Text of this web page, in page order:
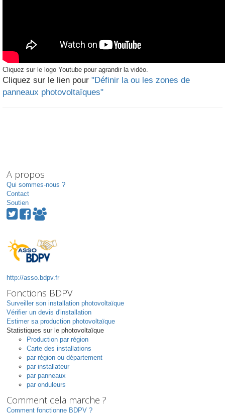
Cliquez sur le logo Youtube pour agrandir la vidéo.
Cliquez sur le lien pour "Définir la ou les zones de
panneaux photovoltaïques"
A propos
Qui sommes-nous ?
Contact
Soutien
http://asso.bdpv.fr
Fonctions BDPV
Surveiller son installation photovoltaïque
Vérifier un devis d'installation
Estimer sa production photovoltaïque
Statistiques sur le photovoltaïque
Production par région
Carte des installations
par région ou département
par installateur
par panneaux
par onduleurs
Comment cela marche ?
Comment fonctionne BDPV ?